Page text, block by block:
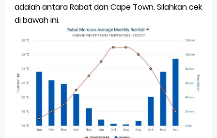
adalah antara Rabat dan Cape Town. Silahkan cek
di bawah ini.